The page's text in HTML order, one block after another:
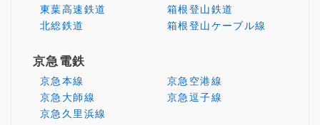
東葉高速鉄道
箱根登山鉄道
北総鉄道
箱根登山ケーブル線
京急電鉄
京急本線
京急空港線
京急大師線
京急逗子線
京急久里浜線